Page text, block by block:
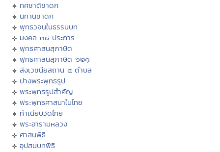
ทศชาติชาดก
นิทานชาดก
พุทธวจนในธรรมบท
มงคล ๓๘ ประการ
พุทธศาสนสุภาษิต
พุทธศาสนสุภาษิต ๖๒๑
สังเวชนียสถาน ๔ ตำบล
ปางพระพุทธรูป
พระพุทธรูปสำคัญ
พระพุทธศาสนาในไทย
ทำเนียบวัดไทย
พระอารามหลวง
ศาสนพิธี
อุปสมบทพิธี